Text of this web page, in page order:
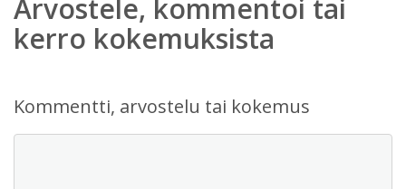
Arvostele, kommentoi tai
kerro kokemuksista
Kommentti, arvostelu tai kokemus